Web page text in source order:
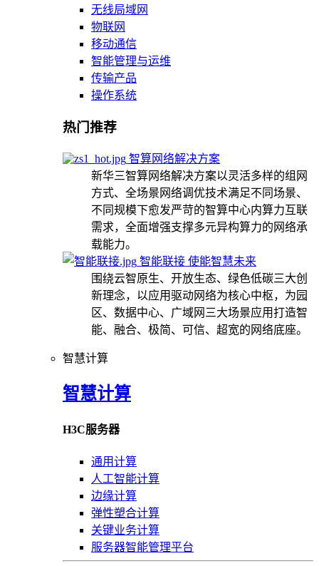
无线局域网
物联网
移动通信
智能管理与运维
传输产品
操作系统
热门推荐
智算网络解决方案
新华三智算网络解决方案以灵活多样的组网
方式、全场景网络调优技术满足不同场景、
不同规模下愈发严苛的智算中心内算力互联
需求，全面增强支撑多元异构算力的网络承
载能力。
智能联接 使能智慧未来
围绕云智原生、开放生态、绿色低碳三大创
新理念，以应用驱动网络为核心中枢，为园
区、数据中心、广域网三大场景应用打造智
能、融合、极简、可信、超宽的网络底座。
智慧计算
智慧计算
H3C服务器
通用计算
人工智能计算
边缘计算
弹性塑合计算
关键业务计算
服务器智能管理平台